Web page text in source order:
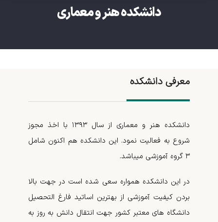
دانشکده هنر و معماری
معرفی دانشکده
دانشکده هنر و معماری از سال ۱۳۹۳ با اخذ مجوز
شروع به فعالیت نمود. این دانشکده هم اکنون شامل
۳ گروه آموزشی می­باشد.
در این دانشکده همواره سعی شده است در جهت بالا
بردن کیفیت آموزشی از بهترین اساتید فارغ التحصیل
دانشگاه­ های معتبر کشور جهت انتقال دانش به ­روز به